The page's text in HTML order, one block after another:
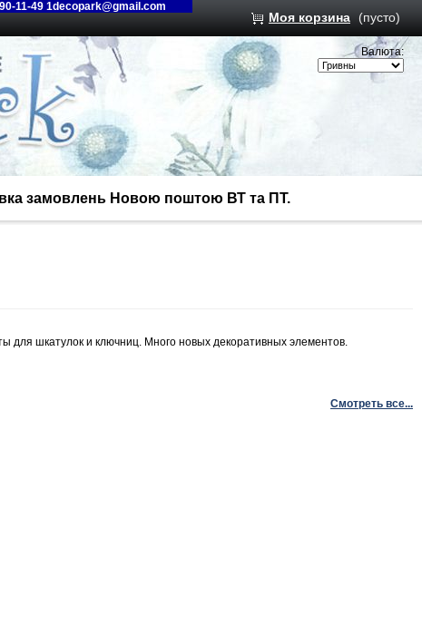
11-49 1decopark@gmail.com
Моя корзина (пусто)
Валюта:
замовлень Новою поштою ВТ та ПТ.
для шкатулок и ключниц. Много новых декоративных элементов.
Смотреть все...